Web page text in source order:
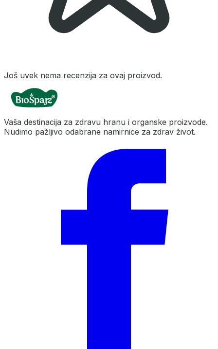
Još uvek nema recenzija za ovaj proizvod.
Vaša destinacija za zdravu hranu i organske proizvode.
Nudimo pažljivo odabrane namirnice za zdrav život.